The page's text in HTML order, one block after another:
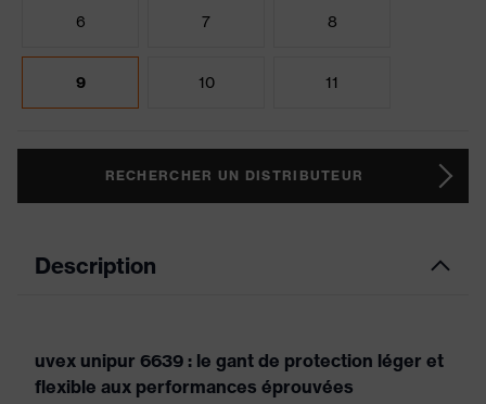
6 7 8
9 10 11
RECHERCHER UN DISTRIBUTEUR
Description
uvex unipur 6639 : le gant de protection léger et
flexible aux performances éprouvées